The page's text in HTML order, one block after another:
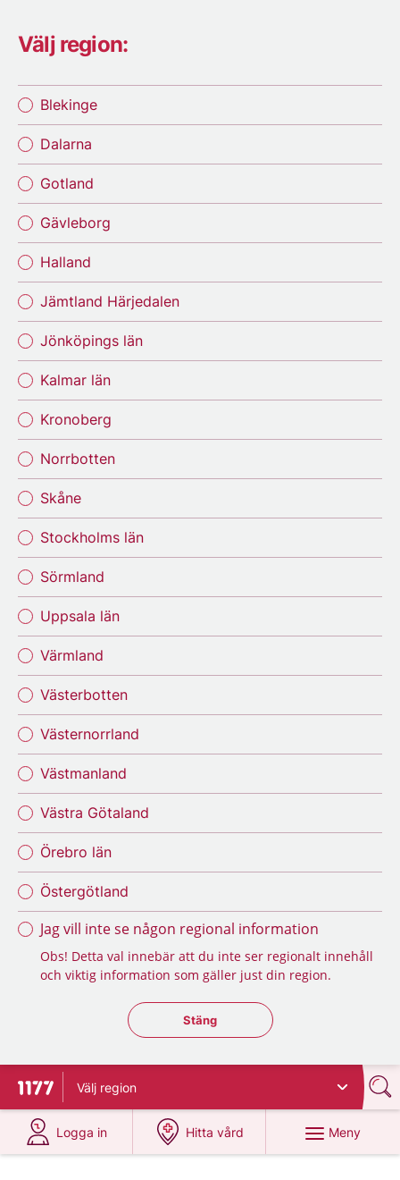
Välj region:
Blekinge
Dalarna
Gotland
Gävleborg
Halland
Jämtland Härjedalen
Jönköpings län
Kalmar län
Kronoberg
Norrbotten
Skåne
Stockholms län
Sörmland
Uppsala län
Värmland
Västerbotten
Västernorrland
Västmanland
Västra Götaland
Örebro län
Östergötland
Jag vill inte se någon regional information
Obs! Detta val innebär att du inte ser regionalt innehåll
och viktig information som gäller just din region.
Stäng regionsväljaren
Stäng
Till startsidan för 1177
Välj region
Logga in
på 1177.se
Hitta vård
på 1177.se
Meny